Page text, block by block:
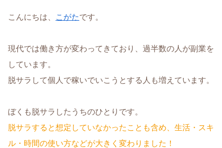
こんにちは、 こがたです。
現代では働き方が変わってきており、過半数の人が副業を
しています。
脱サラして個人で稼いでいこうとする人も増えています。
ぼくも脱サラしたうちのひとりです。
脱サラすると想定していなかったことも含め、生活・スキ
ル・時間の使い方などが大きく変わりました！